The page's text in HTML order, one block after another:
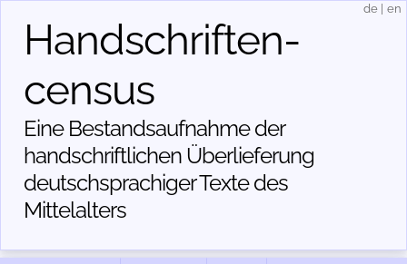
Handschriften­
census
Eine Bestandsaufnahme der
handschriftlichen Über­lieferung
deutschsprachiger Texte des
Mittelalters
de en